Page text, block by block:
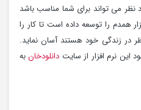
می تواند برای شما مناسب باشد
همدم را توسعه داده است تا کار را
در زندگی خود هستند آسان نماید.
این نرم افزار از سایت دانلودخانبه